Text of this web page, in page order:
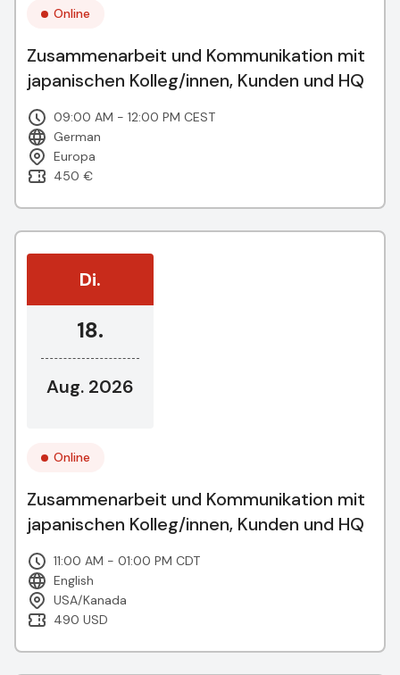
Online
Zusammenarbeit und Kommunikation mit
japanischen Kolleg/innen, Kunden und HQ
09:00 AM - 12:00 PM CEST
German
Europa
450 €
Di.
18.
Aug. 2026
Online
Zusammenarbeit und Kommunikation mit
japanischen Kolleg/innen, Kunden und HQ
11:00 AM - 01:00 PM CDT
English
USA/Kanada
490 USD